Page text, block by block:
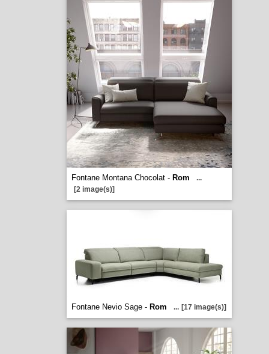
Fontane Montana Chocolat - Rom
...
[2 image(s)]
Fontane Nevio Sage - Rom ... [17 image(s)]